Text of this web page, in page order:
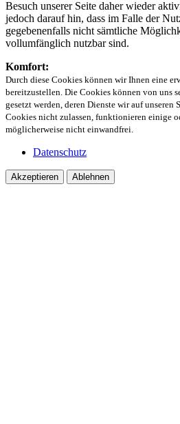
Besuch unserer Seite daher wieder
jedoch darauf hin, dass im Falle der
gegebenenfalls nicht sämtliche
vollumfänglich nutzbar sind.
Komfort:
Durch diese Cookies können wir Ihnen eine
bereitzustellen. Die Cookies können von uns
gesetzt werden, deren Dienste wir auf unseren
Cookies nicht zulassen, funktionieren einige
möglicherweise nicht einwandfrei.
Datenschutz
Akzeptieren Ablehnen